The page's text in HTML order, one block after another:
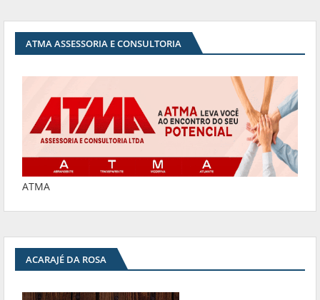
ATMA ASSESSORIA E CONSULTORIA
ATMA
ACARAJÉ DA ROSA